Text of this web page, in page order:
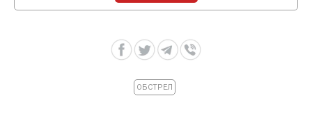
ОБСТРЕЛ